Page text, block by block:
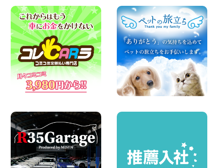
2026年08月05日
人気のスペイドワゴン ライトブルーで登
場です! 東京都 羽田空港店
100円レンタカー 羽田空港
2026年08月04日
お引越しに便利で最適!(禁煙車両) 香川県
坂出川津店
100円レンタカー 坂出川津
2026年08月04日
ちょっとそこまで。もっと気軽に 埼玉県
100円レンタカー 西武秩父駅前
圧倒的な存在感!【トヨタ・メガクルーザ
ー】を体感できるチャンスです! 千葉県
千葉北店
100円レンタカー 千葉北
2026年08月03日